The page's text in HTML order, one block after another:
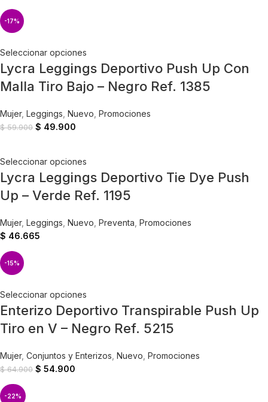
-17%
Seleccionar opciones
Lycra Leggings Deportivo Push Up Con
Malla Tiro Bajo – Negro Ref. 1385
Mujer, Leggings Nuevo Promociones
$59.900 $ 49.900
Seleccionar opciones
Lycra Leggings Deportivo Tie Dye Push
Up – Verde Ref. 1195
Mujer, Leggings Nuevo Preventa Promociones
$ 46.665
-15%
Seleccionar opciones
Enterizo Deportivo Transpirable Push Up
Tiro en V – Negro Ref. 5215
Mujer, Conjuntos y Enterizos Nuevo Promociones
$64.900 $ 54.900
-22%